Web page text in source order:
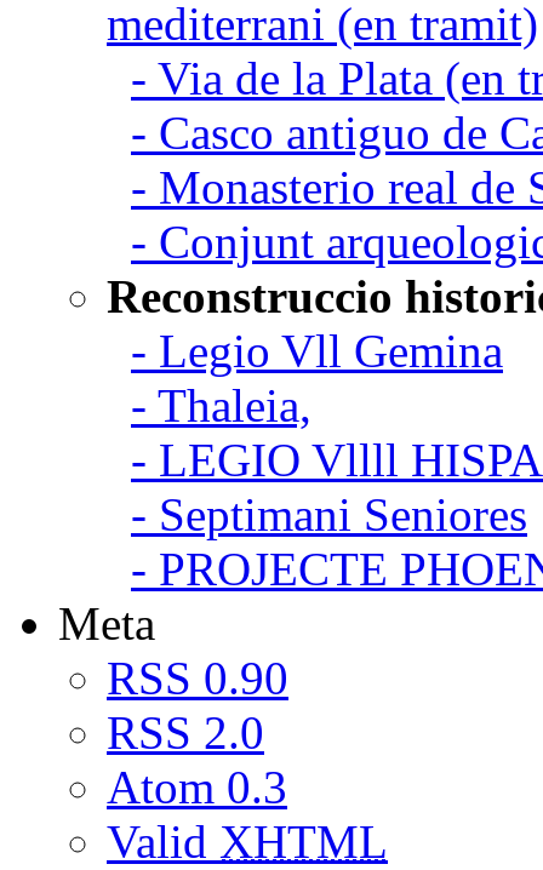
mediterrani (en tramit)
- Via de la Plata (en
- Casco antiguo de
- Monasterio real de
- Conjunt
Reconstruccio
- Legio Vll Gemina
- Thaleia,
- LEGIO Vllll
- Septimani Seniores
- PROJECTE
Meta
RSS 0.90
RSS 2.0
Atom 0.3
Valid XHTML